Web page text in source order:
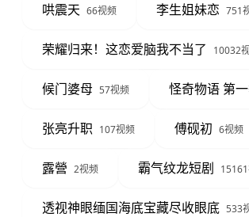
哄震天 66视频 李生姐妹恋 751
荣耀归来！这恋爱脑我不当了 10032
候门婆母 57视频 怪奇物语 第
张亮升职 107视频 傅砚初 6视频
露營 2视频 霸气纹龙短剧
透视神眼缅国海底宝藏尽收眼底 533